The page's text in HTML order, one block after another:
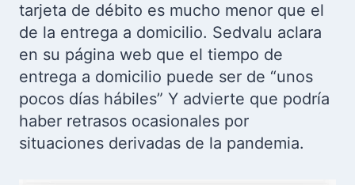
tarjeta de débito es mucho menor que el
de la entrega a domicilio. Sedvalu aclara
en su página web que el tiempo de
entrega a domicilio puede ser de “unos
pocos días hábiles” Y advierte que podría
haber retrasos ocasionales por
situaciones derivadas de la pandemia.